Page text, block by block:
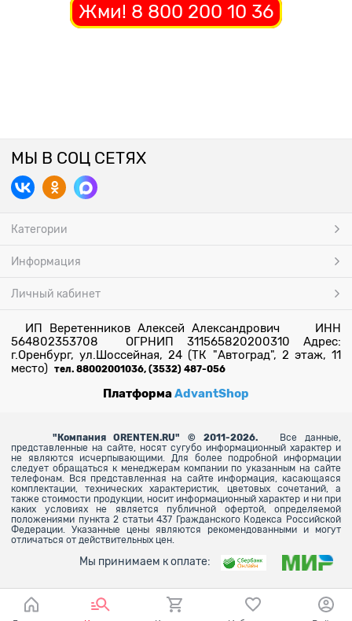
Жми! 8 800 200 10 36
МЫ В СОЦ СЕТЯХ
Категории
Информация
Личный кабинет
ИП Веретенников Алексей Александрович ИНН
564802353708 ОГРНИП 311565820200310 Адрес:
г.Оренбург, ул.Шоссейная, 24 (ТК "Автоград", 2 этаж, 11
место) тел. 88002001036, (3532) 487-056
ПлатформаAdvantShop
" Компания ORENTEN.RU" © 2011-2026.
Все данные,
представленные на сайте, носят сугубо информационный характер и
не являются исчерпывающими. Для более подробной информации
следует обращаться к менеджерам компании по указанным на сайте
телефонам. Вся представленная на сайте информация, касающаяся
комплектации, технических характеристик, цветовых сочетаний, а
также стоимости продукции, носит информационный характер и ни при
каких условиях не является публичной офертой, определяемой
положениями пункта 2 статьи 437 Гражданского Кодекса Российской
Федерации. Указанные цены являются рекомендованными и могут
отличаться от действительных цен.
Мы принимаем к оплате: